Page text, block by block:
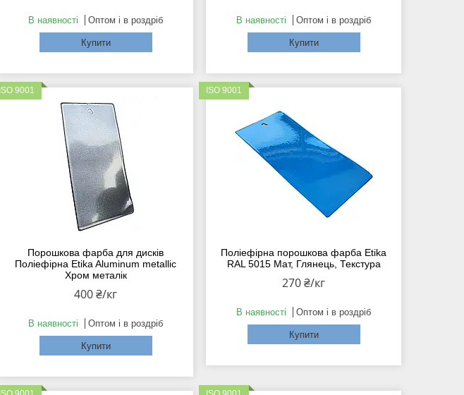
В наявності Оптом і в роздріб
Купити
В наявності Оптом і в роздріб
Купити
ISO 9001
Порошкова фарба для дисків
Поліефірна Etika Aluminum metallic
Хром металік
400 ₴/кг
В наявності Оптом і в роздріб
Купити
ISO 9001
Поліефірна порошкова фарба Etika
RAL 5015 Мат, Глянець, Текстура
270 ₴/кг
В наявності Оптом і в роздріб
Купити